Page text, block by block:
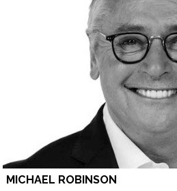
MICHAEL ROBINSON